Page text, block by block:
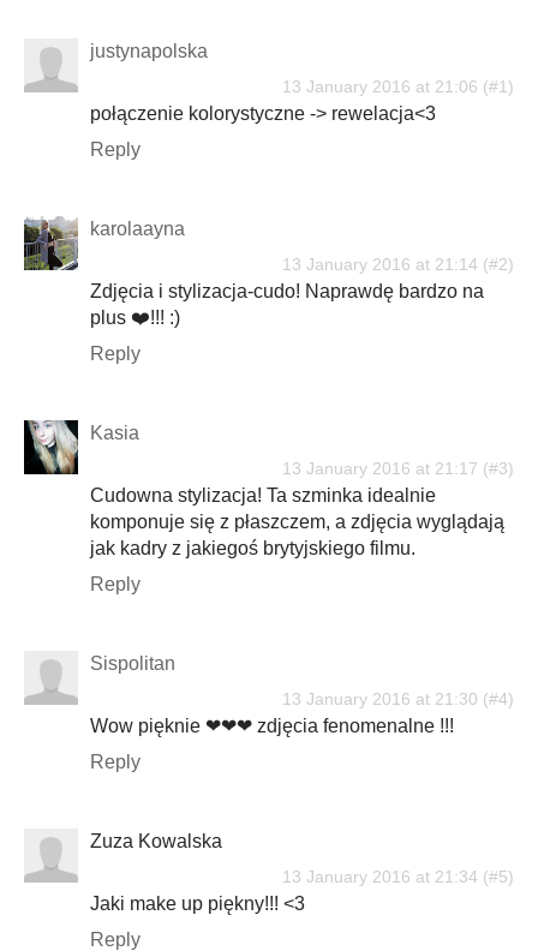
justynapolska
13 January 2016 at 21:06
połączenie kolorystyczne -> rewelacja<3
Reply
karolaayna
13 January 2016 at 21:14
Zdjęcia i stylizacja-cudo! Naprawdę bardzo na
plus ❤️!!! :)
Reply
Kasia
13 January 2016 at 21:17
Cudowna stylizacja! Ta szminka idealnie
komponuje się z płaszczem, a zdjęcia wyglądają
jak kadry z jakiegoś brytyjskiego filmu.
Reply
Sispolitan
13 January 2016 at 21:30
Wow pięknie ❤❤❤ zdjęcia fenomenalne !!!
Reply
Zuza Kowalska
13 January 2016 at 21:34
Jaki make up piękny!!! <3
Reply